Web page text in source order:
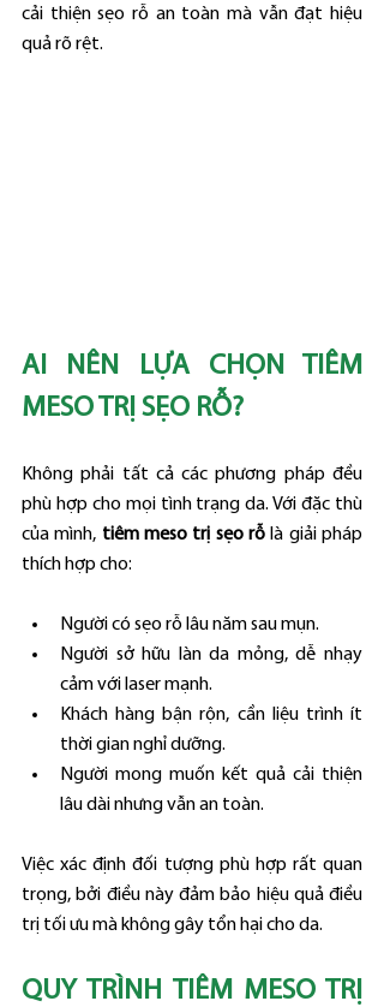
cải thiện sẹo rỗ an toàn mà vẫn đạt hiệu
quả rõ rệt.
AI NÊN LỰA CHỌN TIÊM
MESO TRỊ SẸO RỖ?
Không phải tất cả các phương pháp đều
phù hợp cho mọi tình trạng da. Với đặc thù
của mình, tiêm meso trị sẹo rỗ là giải pháp
thích hợp cho:
Người có sẹo rỗ lâu năm sau mụn.
Người sở hữu làn da mỏng, dễ nhạy
cảm với laser mạnh.
Khách hàng bận rộn, cần liệu trình ít
thời gian nghỉ dưỡng.
Người mong muốn kết quả cải thiện
lâu dài nhưng vẫn an toàn.
Việc xác định đối tượng phù hợp rất quan
trọng, bởi điều này đảm bảo hiệu quả điều
trị tối ưu mà không gây tổn hại cho da.
QUY TRÌNH TIÊM MESO TRỊ